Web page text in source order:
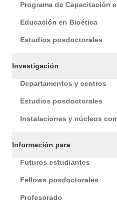
Programa de Capacitación
Educación en Bioética
Estudios posdoctorales
Investigación
Departamentos y centros
Estudios posdoctorales
Instalaciones y núcleos
Información para
Futuros estudiantes
Fellows posdoctorales
Profesorado